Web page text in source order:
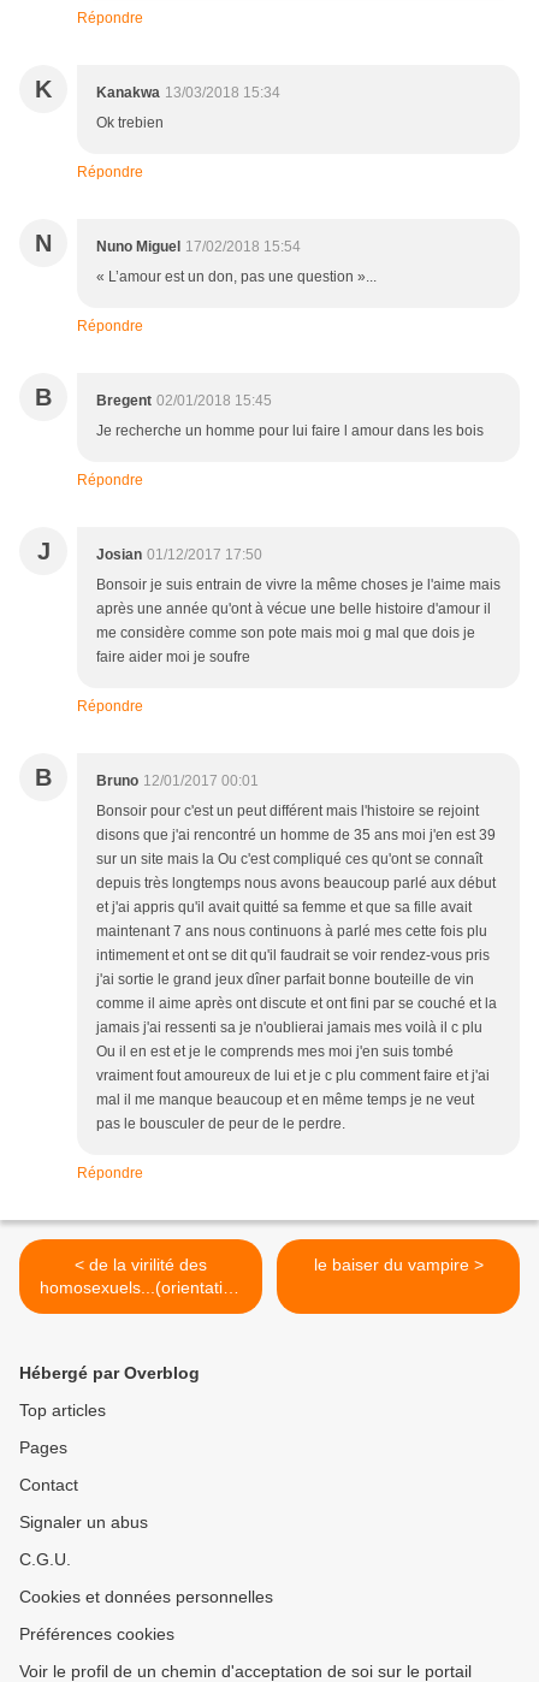
Répondre
K Kanakwa 13/03/2018 15:34
Ok trebien
Répondre
N Nuno Miguel 17/02/2018 15:54
« L’amour est un don, pas une question »...
Répondre
B Bregent 02/01/2018 15:45
Je recherche un homme pour lui faire l amour dans les bois
Répondre
J Josian 01/12/2017 17:50
Bonsoir je suis entrain de vivre la même choses je l'aime mais
après une année qu'ont à vécue une belle histoire d'amour il
me considère comme son pote mais moi g mal que dois je
faire aider moi je soufre
Répondre
B Bruno 12/01/2017 00:01
Bonsoir pour c'est un peut différent mais l'histoire se rejoint
disons que j'ai rencontré un homme de 35 ans moi j'en est 39
sur un site mais la Ou c'est compliqué ces qu'ont se connaît
depuis très longtemps nous avons beaucoup parlé aux début
et j'ai appris qu'il avait quitté sa femme et que sa fille avait
maintenant 7 ans nous continuons à parlé mes cette fois plu
intimement et ont se dit qu'il faudrait se voir rendez-vous pris
j'ai sortie le grand jeux dîner parfait bonne bouteille de vin
comme il aime après ont discute et ont fini par se couché et la
jamais j'ai ressenti sa je n'oublierai jamais mes voilà il c plu
Ou il en est et je le comprends mes moi j'en suis tombé
vraiment fout amoureux de lui et je c plu comment faire et j'ai
mal il me manque beaucoup et en même temps je ne veut
pas le bousculer de peur de le perdre.
Répondre
< de la virilité des
homosexuels...(orientation
sexuelle et identité de
le baiser du vampire >
Hébergé par Overblog
Top articles
Pages
Contact
Signaler un abus
C.G.U.
Cookies et données personnelles
Préférences cookies
Voir le profil de un chemin d'acceptation de soi sur le portail